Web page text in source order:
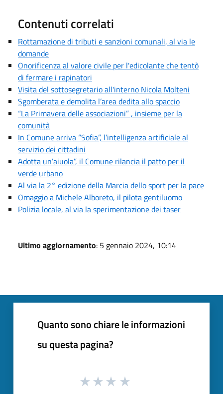
Contenuti correlati
Rottamazione di tributi e sanzioni comunali, al via le
domande
Onorificenza al valore civile per l'edicolante che tentò
di fermare i rapinatori
Visita del sottosegretario all'interno Nicola Molteni
Sgomberata e demolita l’area dedita allo spaccio
“La Primavera delle associazioni” , insieme per la
comunità
In Comune arriva “Sofia”, l’intelligenza artificiale al
servizio dei cittadini
Adotta un’aiuola”, il Comune rilancia il patto per il
verde urbano
Al via la 2° edizione della Marcia dello sport per la pace
Omaggio a Michele Alboreto, il pilota gentiluomo
Polizia locale, al via la sperimentazione dei taser
Ultimo aggiornamento: 5 gennaio 2024, 10:14
Quanto sono chiare le informazioni
su questa pagina?